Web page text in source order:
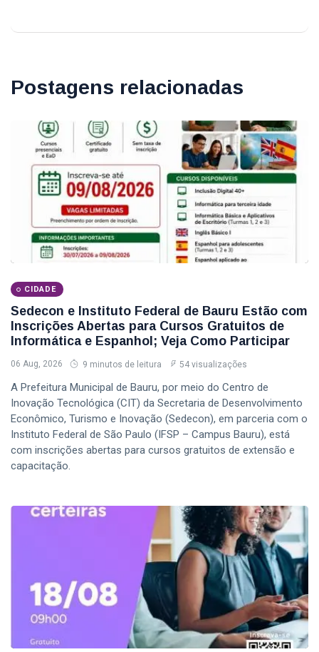
Postagens relacionadas
CIDADE
Sedecon e Instituto Federal de Bauru Estão com
Inscrições Abertas para Cursos Gratuitos de
Informática e Espanhol; Veja Como Participar
06 Aug, 2026 9 minutos de leitura 54 visualizações
A Prefeitura Municipal de Bauru, por meio do Centro de
Inovação Tecnológica (CIT) da Secretaria de Desenvolvimento
Econômico, Turismo e Inovação (Sedecon), em parceria com o
Instituto Federal de São Paulo (IFSP – Campus Bauru), está
com inscrições abertas para cursos gratuitos de extensão e
capacitação.